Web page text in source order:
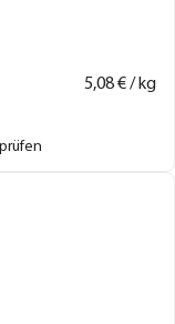
5,08€ / kg